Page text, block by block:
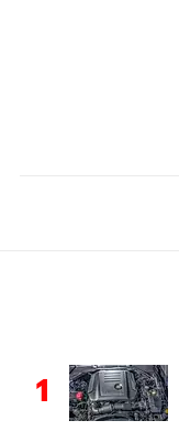
1